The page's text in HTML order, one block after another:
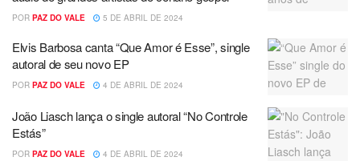
POR PAZ DO VALE 5 DE ABRIL DE 2024
Elvis Barbosa canta “Que Amor é Esse”, single
autoral de seu novo EP
POR PAZ DO VALE 4 DE ABRIL DE 2024
João Liasch lança o single autoral “No Controle
Estás”
POR PAZ DO VALE 4 DE ABRIL DE 2024